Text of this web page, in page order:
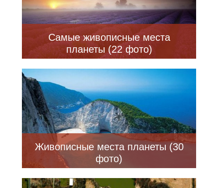
Самые живописные места
планеты (22 фото)
Живописные места планеты (30
фото)